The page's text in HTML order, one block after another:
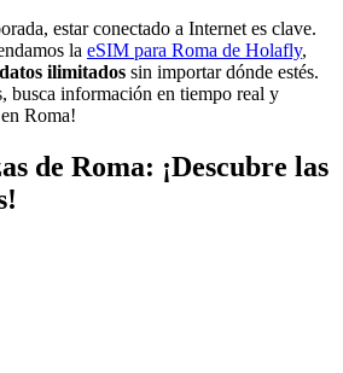
estar conectado a Internet es clave.
la eSIM para Roma de Holafly,
ilimitados sin importar dónde estés.
busca información en tiempo real y
Roma!
de Roma: ¡Descubre las